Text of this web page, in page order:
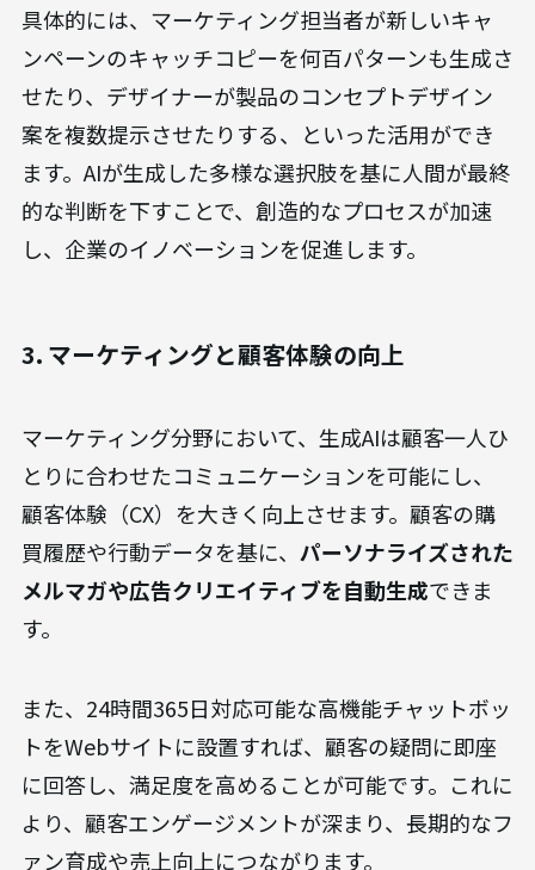
具体的には、マーケティング担当者が新しいキャ
ンペーンのキャッチコピーを何百パターンも生成さ
せたり、デザイナーが製品のコンセプトデザイン
案を複数提示させたりする、といった活用ができ
ます。AIが生成した多様な選択肢を基に人間が最終
的な判断を下すことで、創造的なプロセスが加速
し、企業のイノベーションを促進します。
3. マーケティングと顧客体験の向上
マーケティング分野において、生成AIは顧客一人ひ
とりに合わせたコミュニケーションを可能にし、
顧客体験（CX）を大きく向上させます。顧客の購
買履歴や行動データを基に、 パーソナライズされた
メルマガや広告クリエイティブを自動生成できま
す。
また、24時間365日対応可能な高機能チャットボッ
トをWebサイトに設置すれば、顧客の疑問に即座
に回答し、満足度を高めることが可能です。これに
より、顧客エンゲージメントが深まり、長期的なフ
ァン育成や売上向上につながります。